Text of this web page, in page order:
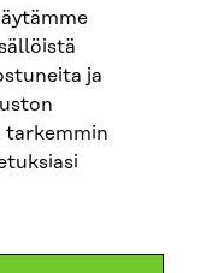
ja
tarkemmin